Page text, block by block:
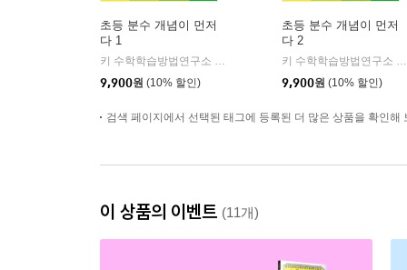
초등 분수 개념이 먼저
다 1
키 수학학습방법연구소 저
9,900원 (10% 할인)
초등 분수 개념이 먼저
다 2
키 수학학습방법연구소 저
9,900원 (10% 할인)
검색 페이지에서 선택된 태그에 등록된 더 많은 상품을 확인해
이 상품의 이벤트 (11개)